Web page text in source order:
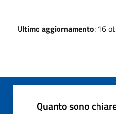
Ultimo aggiornamento: 16
Quanto sono